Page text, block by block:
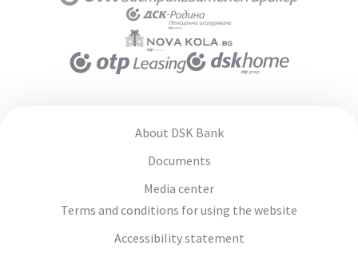
About DSK Bank
Documents
Media center
Terms and conditions for using the website
Accessibility statement